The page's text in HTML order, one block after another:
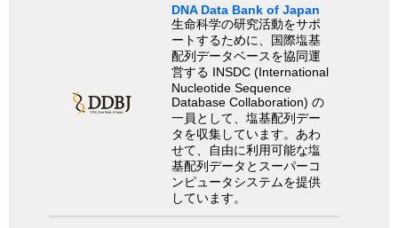
DNA Data Bank of Japan
生命科学の研究活動をサポ
ートするために、国際塩基
配列データベースを協同運
営する INSDC (International
Nucleotide Sequence
Database Collaboration) の
一員として、塩基配列デー
タを収集しています。あわ
せて、自由に利用可能な塩
基配列データとスーパーコ
ンピュータシステムを提供
しています。